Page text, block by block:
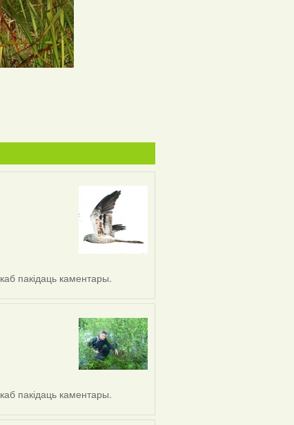
каб пакідаць каментары.
каб пакідаць каментары.